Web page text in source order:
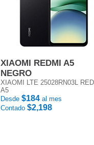
XIAOMI REDMI A5
NEGRO
XIAOMI LTE 25028RN03L
A5
Desde $184 al mes
Contado $2,198